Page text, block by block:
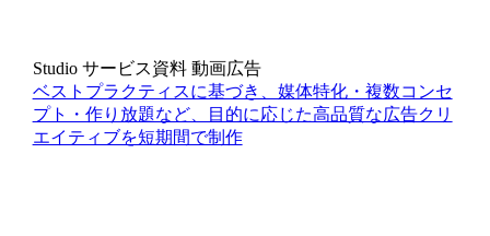
Studio サービス資料 動画広告
ベストプラクティスに基づき、媒体特化・複数コンセ
プト・作り放題など、目的に応じた高品質な広告クリ
エイティブを短期間で制作